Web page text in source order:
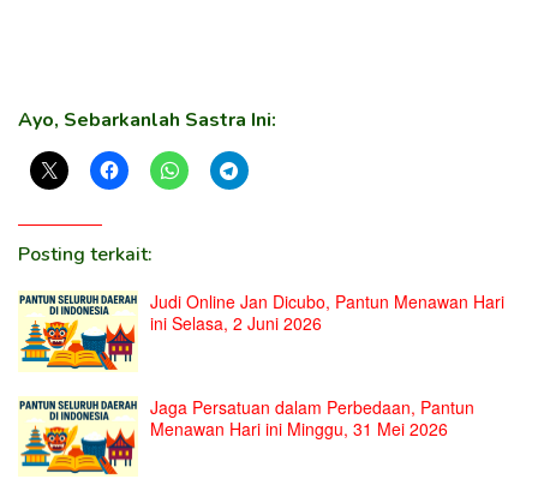
Ayo, Sebarkanlah Sastra Ini:
Posting terkait:
Judi Online Jan Dicubo, Pantun Menawan Hari
ini Selasa, 2 Juni 2026
Jaga Persatuan dalam Perbedaan, Pantun
Menawan Hari ini Minggu, 31 Mei 2026